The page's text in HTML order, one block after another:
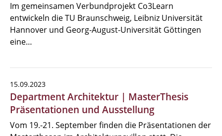
Im gemeinsamen Verbundprojekt Co3Learn
entwickeln die TU Braunschweig, Leibniz Universität
Hannover und Georg-August-Universität Göttingen
eine…
15.09.2023
Department Architektur | MasterThesis
Präsentationen und Ausstellung
Vom 19.-21. September finden die Präsentationen der